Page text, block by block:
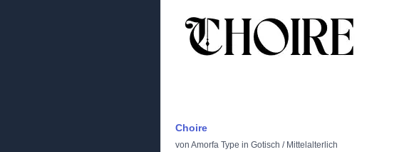
Choire
von Amorfa Type in Gotisch / Mittelalterlich